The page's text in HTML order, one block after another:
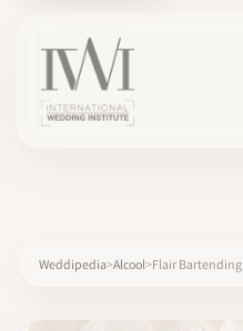
Weddipedia Alcool Flair Bartending